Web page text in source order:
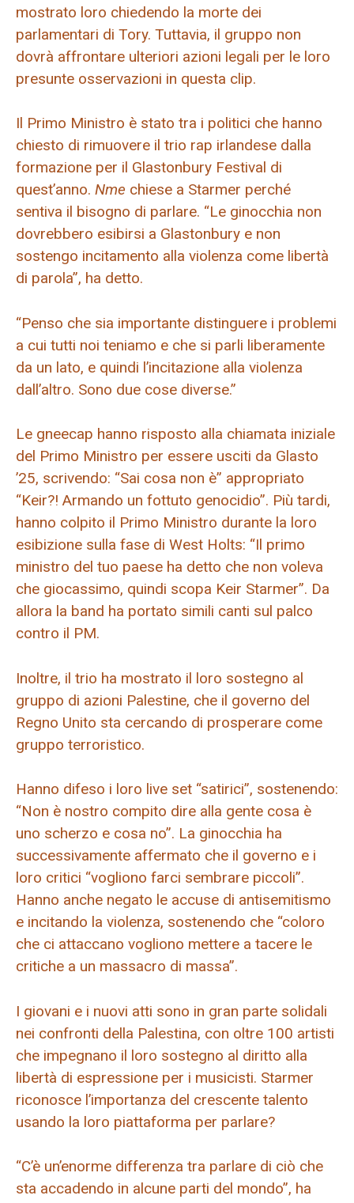
mostrato loro chiedendo la morte dei
parlamentari di Tory. Tuttavia, il gruppo non
dovrà affrontare ulteriori azioni legali per le loro
presunte osservazioni in questa clip.
Il Primo Ministro è stato tra i politici che hanno
chiesto di rimuovere il trio rap irlandese dalla
formazione per il Glastonbury Festival di
quest’anno. Nme chiese a Starmer perché
sentiva il bisogno di parlare. “Le ginocchia non
dovrebbero esibirsi a Glastonbury e non
sostengo incitamento alla violenza come libertà
di parola”, ha detto.
“Penso che sia importante distinguere i problemi
a cui tutti noi teniamo e che si parli liberamente
da un lato, e quindi l’incitazione alla violenza
dall’altro. Sono due cose diverse.”
Le gneecap hanno risposto alla chiamata iniziale
del Primo Ministro per essere usciti da Glasto
’25, scrivendo: “Sai cosa non è” appropriato
“Keir?! Armando un fottuto genocidio”. Più tardi,
hanno colpito il Primo Ministro durante la loro
esibizione sulla fase di West Holts: “Il primo
ministro del tuo paese ha detto che non voleva
che giocassimo, quindi scopa Keir Starmer”. Da
allora la band ha portato simili canti sul palco
contro il PM.
Inoltre, il trio ha mostrato il loro sostegno al
gruppo di azioni Palestine, che il governo del
Regno Unito sta cercando di prosperare come
gruppo terroristico.
Hanno difeso i loro live set “satirici”, sostenendo:
“Non è nostro compito dire alla gente cosa è
uno scherzo e cosa no”. La ginocchia ha
successivamente affermato che il governo e i
loro critici “vogliono farci sembrare piccoli”.
Hanno anche negato le accuse di antisemitismo
e incitando la violenza, sostenendo che “coloro
che ci attaccano vogliono mettere a tacere le
critiche a un massacro di massa”.
I giovani e i nuovi atti sono in gran parte solidali
nei confronti della Palestina, con oltre 100 artisti
che impegnano il loro sostegno al diritto alla
libertà di espressione per i musicisti. Starmer
riconosce l’importanza del crescente talento
usando la loro piattaforma per parlare?
“C’è un’enorme differenza tra parlare di ciò che
sta accadendo in alcune parti del mondo”, ha